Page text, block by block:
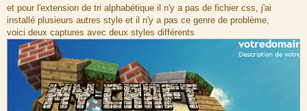
et pour l'extension de tri alphabétique il n'y a pas de fichier css, j'ai
installé plusieurs autres style et il n'y a pas ce genre de problème,
voici deux captures avec deux styles différents